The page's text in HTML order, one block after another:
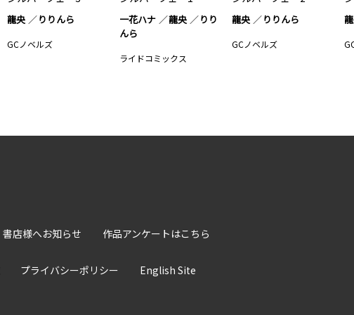
龍央 りりんら
GCノベルズ
一花ハナ 龍央
りり
んら
ライドコミックス
龍央 りりんら
GCノベルズ
書店様へお知らせ 作品アンケートはこちら
プライバシーポリシー English Site